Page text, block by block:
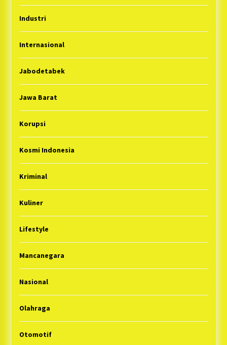
Industri
Internasional
Jabodetabek
Jawa Barat
Korupsi
Kosmi Indonesia
Kriminal
Kuliner
Lifestyle
Mancanegara
Nasional
Olahraga
Otomotif